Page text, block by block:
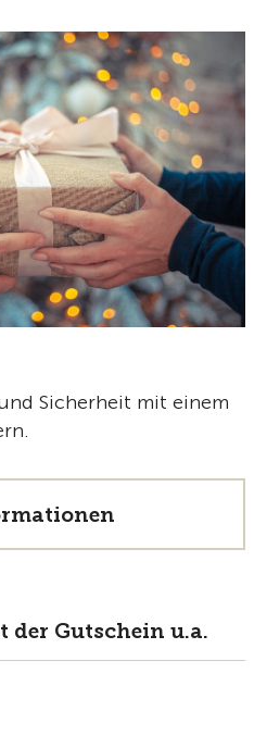
Sicherheit mit einem
der Gutschein u.a.